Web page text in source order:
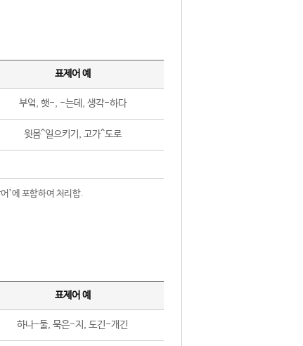
표제어 예
부엌, 햇-, -는데, 생각-하다
윗몸^일으키기, 고가^도로
’에 포함하여 처리함.
표제어 예
하나-둘, 묵은-지, 도긴-개긴